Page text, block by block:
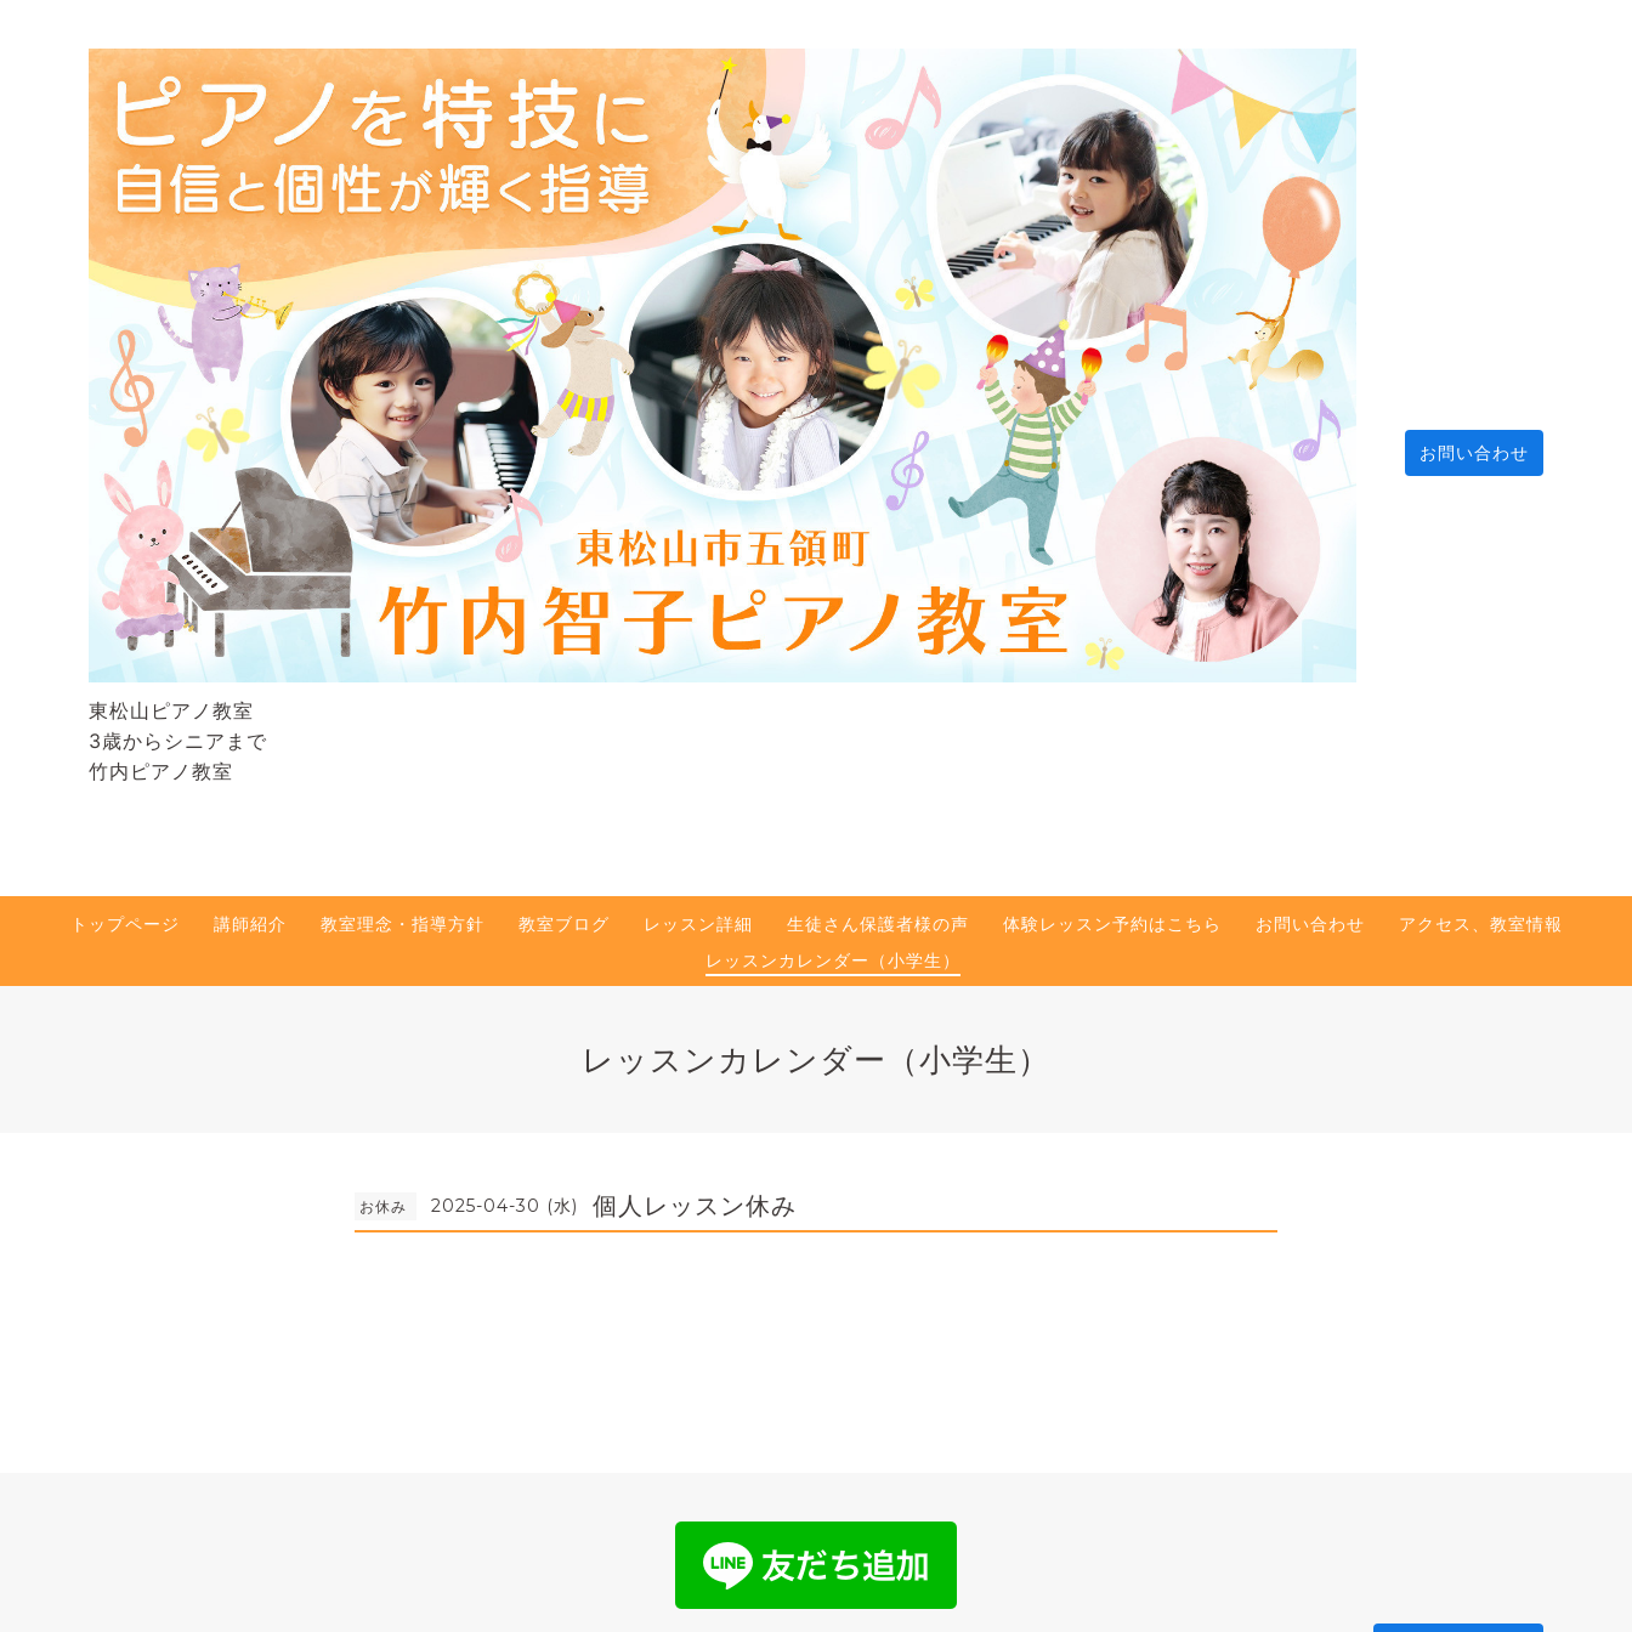
東松山ピアノ教室
3歳からシニアまで
竹内ピアノ教室
お問い合わせ
トップページ 講師紹介 教室理念・指導方針 教室ブログ レッスン詳細 生徒さん保護者様の声 体験レッスン予約はこちら お問い合わせ
アクセス、教室情報
レッスンカレンダー（小学生）
レッスンカレンダー（小学生）
お休み 2025-04-30 (水) 個人レッスン休み